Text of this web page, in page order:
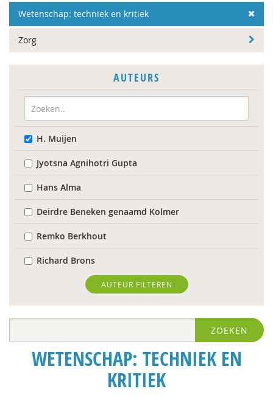
Wetenschap: techniek en kritiek
Zorg
AUTEURS
H. Muijen
Jyotsna Agnihotri Gupta
Hans Alma
Deirdre Beneken genaamd Kolmer
Remko Berkhout
Richard Brons
Ria Brouwers
Laura Capitaine
Bram De Jonge
AUTEUR FILTEREN
ZOEKEN
WETENSCHAP: TECHNIEK EN
KRITIEK